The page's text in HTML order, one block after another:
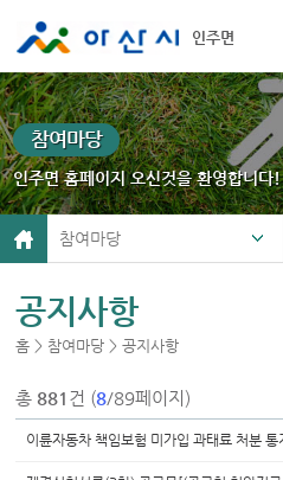
인주면
참여마당
인주면 홈페이지 오신것을 환영합니다!
참여마당
공지사항
홈 > 참여마당 > 공지사항
총 881 건 (8/89페이지)